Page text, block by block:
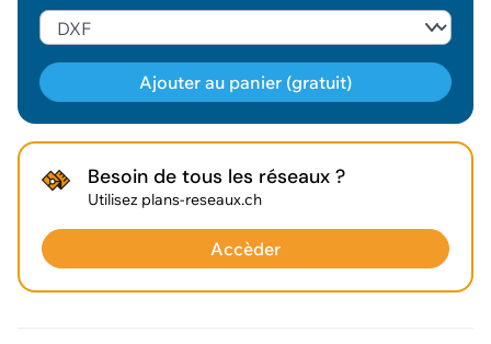
Ajouter au panier (gratuit)
Géodonnée ajoutée au panier !
Voir le panier
Besoin de tous les réseaux ?
Utilisez plans-reseaux.ch
Accèder